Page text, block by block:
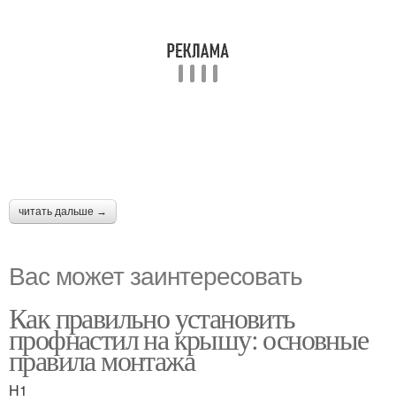
читать дальше →
Вас может заинтересовать
Как правильно установить
профнастил на крышу: основные
правила монтажа
H1